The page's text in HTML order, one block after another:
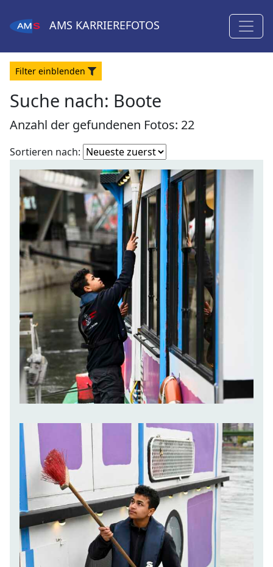
AMS KARRIEREFOTOS
Filter einblenden
Suche nach: Boote
Anzahl der gefundenen Fotos: 22
Sortieren nach: